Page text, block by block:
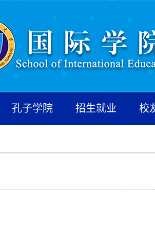
孔子学院 招生就业 校